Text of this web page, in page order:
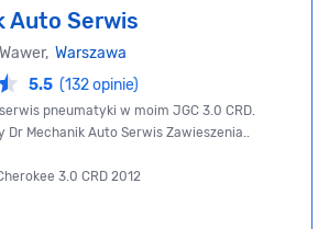
Auto Serwis
Warszawa
5.5 (132 opinie)
pneumatyki w moim JGC 3.0 CRD.
Dr Mechanik Auto Serwis Zawieszenia..
3.0 CRD 2012